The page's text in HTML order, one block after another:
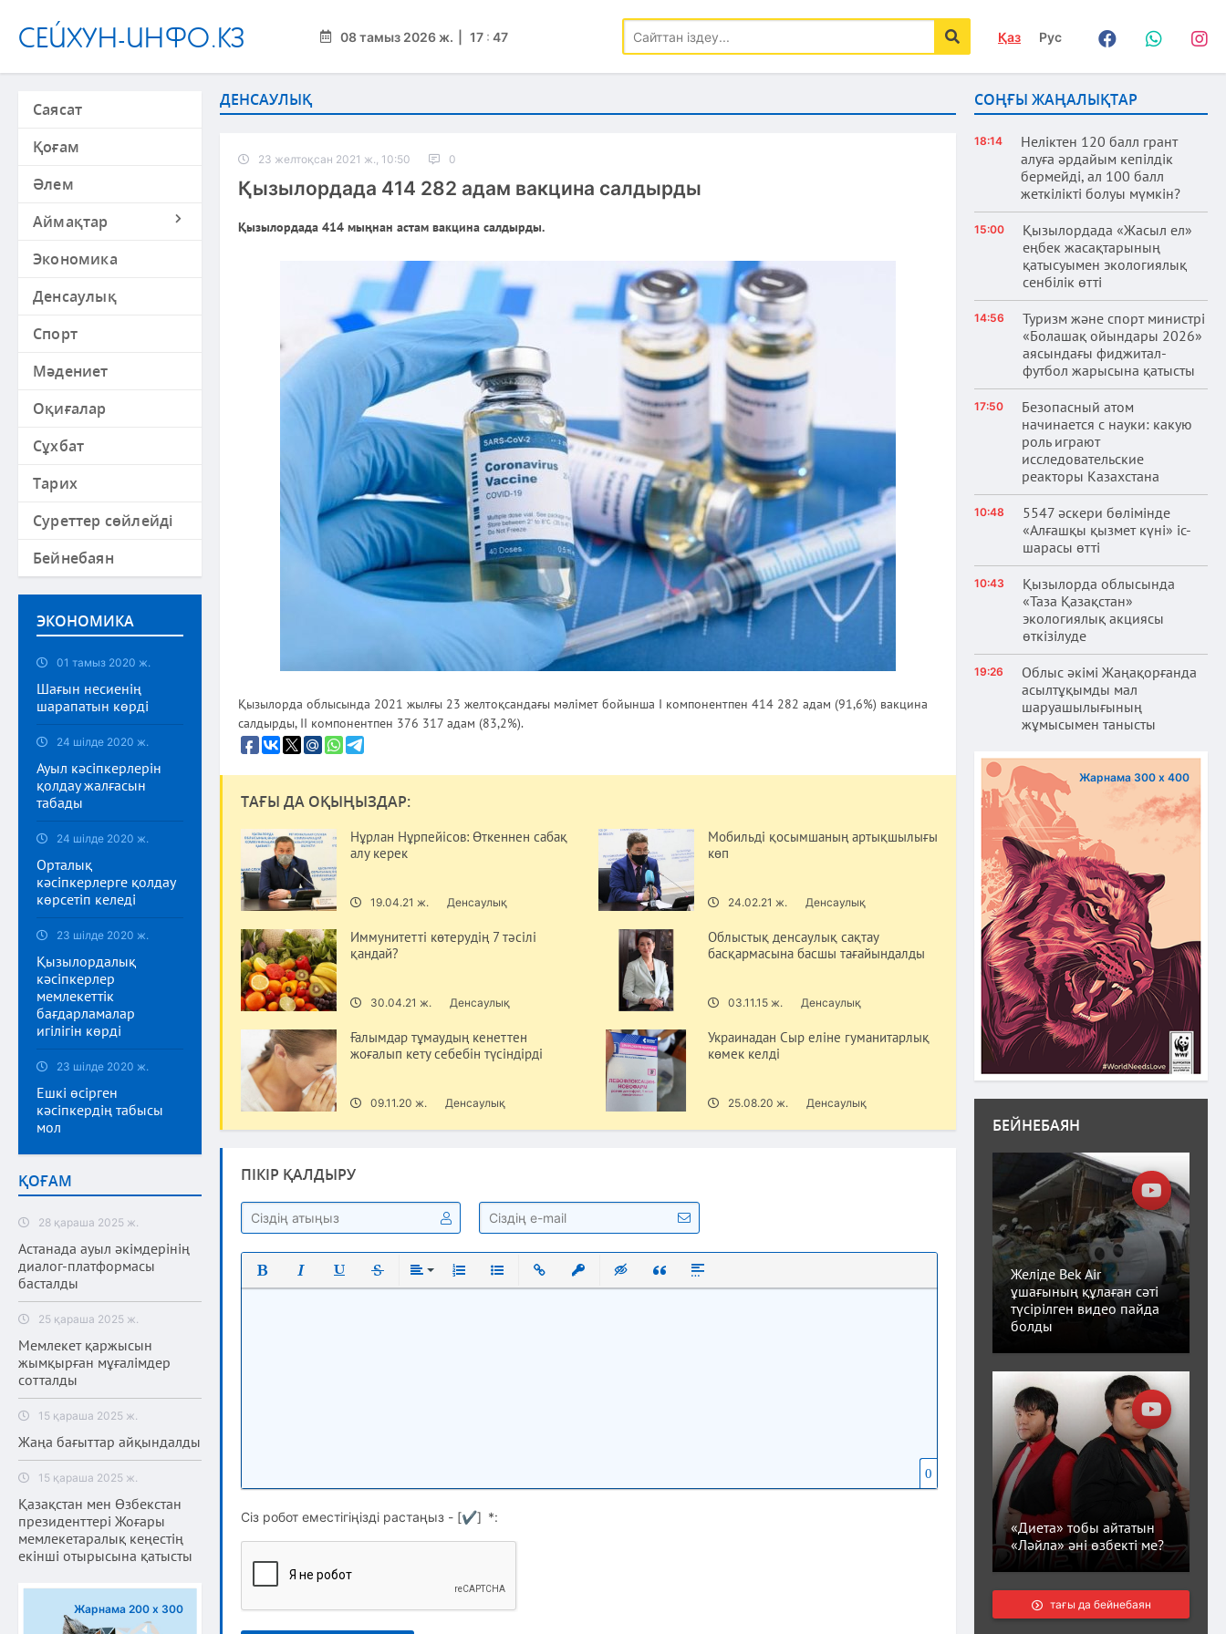
СЕЙХУН-ИНФО.КЗ 08 тамыз 2026 ж. 17 : 47
іздеу
Қаз
Рус
Саясат
Қоғам
Әлем
Аймақтар
Экономика
Денсаулық
Спорт
Мәдениет
Оқиғалар
Сұхбат
Тарих
Суреттер сөйлейді
Бейнебаян
ЭКОНОМИКА
01 тамыз 2020 ж.
Шағын несиенің
шарапатын көрді
24 шілде 2020 ж.
Ауыл кәсіпкерлерін
қолдау жалғасын
табады
24 шілде 2020 ж.
Орталық
кәсіпкерлерге қолдау
көрсетіп келеді
23 шілде 2020 ж.
Қызылордалық
кәсіпкерлер
мемлекеттік
бағдарламалар
игілігін көрді
23 шілде 2020 ж.
Ешкі өсірген
кәсіпкердің табысы
мол
ҚОҒАМ
28 қараша 2025 ж.
Астанада ауыл әкімдерінің
диалог-платформасы
басталды
25 қараша 2025 ж.
Мемлекет қаржысын
жымқырған мұғалімдер
сотталды
15 қараша 2025 ж.
Жаңа бағыттар айқындалды
15 қараша 2025 ж.
Қазақстан мен Өзбекстан
президенттері Жоғары
мемлекетаралық кеңестің
екінші отырысына қатысты
Жарнама 200 х 300
ДЕНСАУЛЫҚ
23 желтоқсан 2021 ж., 10:50 0
Қызылордада 414 282 адам вакцина салдырды
Қызылордада 414 мыңнан астам вакцина салдырды.
Қызылорда облысында 2021 жылғы 23 желтоқсандағы мәлімет бойынша I компонентпен 414 282 адам (91,6%) вакцина
салдырды, II компонентпен 376 317 адам (83,2%).
ТАҒЫ ДА ОҚЫҢЫЗДАР:
Нұрлан Нұрпейісов: Өткеннен сабақ
алу керек
19.04.21 ж. Денсаулық
Мобильді қосымшаның артықшылығы
көп
24.02.21 ж. Денсаулық
Иммунитетті көтерудің 7 тәсілі
қандай?
30.04.21 ж. Денсаулық
Облыстық денсаулық сақтау
басқармасына басшы тағайындалды
03.11.15 ж. Денсаулық
Ғалымдар тұмаудың кенеттен
жоғалып кету себебін түсіндірді
09.11.20 ж. Денсаулық
Украинадан Сыр еліне гуманитарлық
көмек келді
25.08.20 ж. Денсаулық
ПІКІР ҚАЛДЫРУ
Полужирный
КурсивПодчеркнутый
ЗачеркнутыйВыравнивание
Нумерованный список
Маркированный список
Вставить ссылку
Вставить защищенную ссылку
Вставка скрытого текста
Вставка цитаты
Вставка спойлера
0
Сіз робот еместігіңізді растаңыз - [✔] *:
СОҢҒЫ ЖАҢАЛЫҚТАР
18:14
Неліктен 120 балл грант
алуға әрдайым кепілдік
бермейді, ал 100 балл
жеткілікті болуы мүмкін?
15:00
Қызылордада «Жасыл ел»
еңбек жасақтарының
қатысуымен экологиялық
сенбілік өтті
14:56
Туризм және спорт министрі
«Болашақ ойындары 2026»
аясындағы фиджитал-
футбол жарысына қатысты
17:50
Безопасный атом
начинается с науки: какую
роль играют
исследовательские
реакторы Казахстана
10:48
5547 әскери бөлімінде
«Алғашқы қызмет күні» іс-
шарасы өтті
10:43
Қызылорда облысында
«Таза Қазақстан»
экологиялық акциясы
өткізілуде
19:26
Облыс әкімі Жаңақорғанда
асылтұқымды мал
шаруашылығының
жұмысымен танысты
Жарнама 300 х 400
БЕЙНЕБАЯН
Желіде Bek Air
ұшағының құлаған сәті
түсірілген видео пайда
болды
«Диета» тобы айтатын
«Ләйла» әні өзбекті ме?
тағы да бейнебаян